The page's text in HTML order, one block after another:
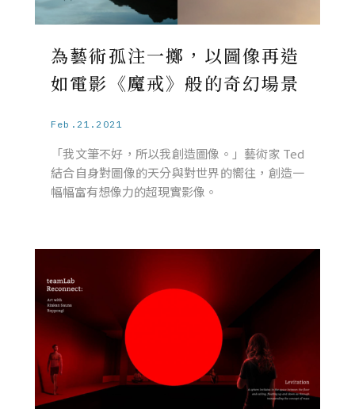
為藝術孤注一擲，以圖像再造
如電影《魔戒》般的奇幻場景
Feb.21.2021
「我文筆不好，所以我創造圖像。」藝術家 Ted
結合自身對圖像的天分與對世界的嚮往，創造一
幅幅富有想像力的超現實影像。